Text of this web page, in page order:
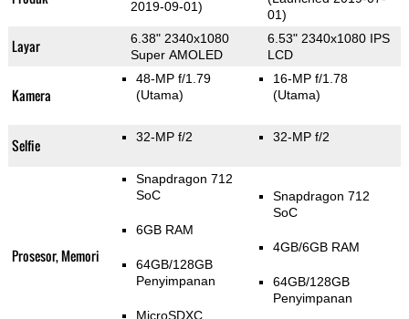
2019-09-01)
01)
Layar
6.38" 2340x1080
Super AMOLED
6.53" 2340x1080 IPS
LCD
Kamera
48-MP f/1.79
(Utama)
16-MP f/1.78
(Utama)
Selfie 32-MP f/2 32-MP f/2
Prosesor, Memori
Snapdragon 712
SoC
6GB RAM
64GB/128GB
Penyimpanan
MicroSDXC
Snapdragon 712
SoC
4GB/6GB RAM
64GB/128GB
Penyimpanan